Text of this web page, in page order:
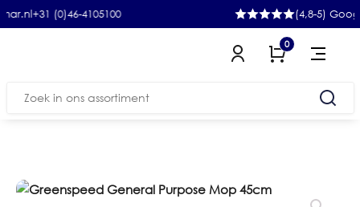
(0)46-4105100 (4,8-5) Google
0
Zoeken